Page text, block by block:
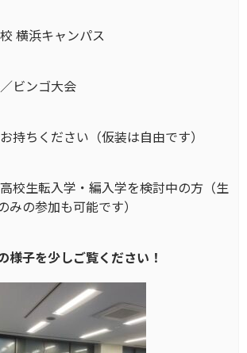
横浜キャンパス
ビンゴ大会
持ちください（仮装は自由です）
校生転入学・編入学を検討中の方（生
みの参加も可能です）
様子を少しご覧ください！